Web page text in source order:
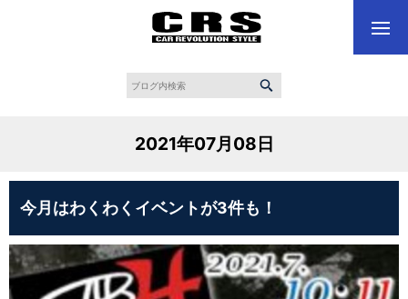
2021年07月08日
今月はわくわくイベントが3件も！